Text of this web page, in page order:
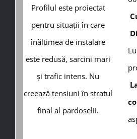
Profilul este proiectat
pentru situații în care
înălțimea de instalare
este redusă, sarcini mari
și trafic intens. Nu
creează tensiuni în stratul
final al pardoselii.